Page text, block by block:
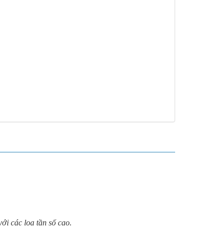
các loa tần số cao.